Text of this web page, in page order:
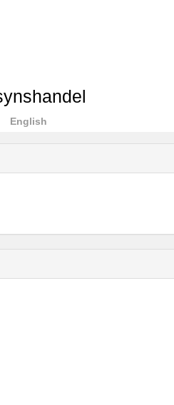
English